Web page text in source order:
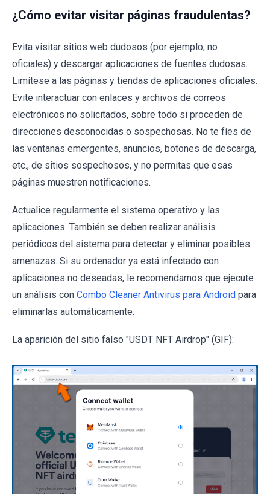
¿Cómo evitar visitar páginas fraudulentas?
Evita visitar sitios web dudosos (por ejemplo, no
oficiales) y descargar aplicaciones de fuentes dudosas.
Limítese a las páginas y tiendas de aplicaciones oficiales.
Evite interactuar con enlaces y archivos de correos
electrónicos no solicitados, sobre todo si proceden de
direcciones desconocidas o sospechosas. No te fíes de
las ventanas emergentes, anuncios, botones de descarga,
etc., de sitios sospechosos, y no permitas que esas
páginas muestren notificaciones.
Actualice regularmente el sistema operativo y las
aplicaciones. También se deben realizar análisis
periódicos del sistema para detectar y eliminar posibles
amenazas. Si su ordenador ya está infectado con
aplicaciones no deseadas, le recomendamos que ejecute
un análisis con Combo Cleaner Antivirus para Android para
eliminarlas automáticamente.
La aparición del sitio falso "USDT NFT Airdrop" (GIF):